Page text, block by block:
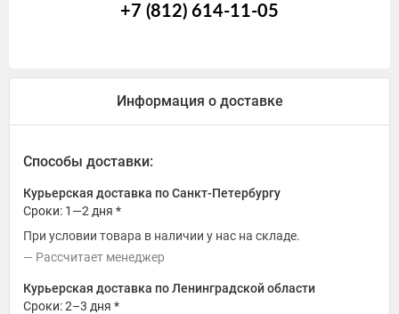
+7 (812) 614-11-05
Информация о доставке
Способы доставки:
Курьерская доставка по Санкт-Петербургу
Сроки: 1—2 дня *
При условии товара в наличии у нас на складе.
Рассчитает менеджер
Курьерская доставка по Ленинградской области
Сроки: 2–3 дня *